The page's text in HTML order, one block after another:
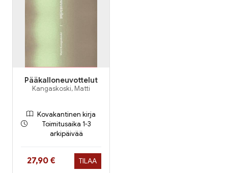
Pääkalloneuvottelut
Kangaskoski, Matti
Kovakantinen kirja
Toimitusaika 1-3
arkipäivää
Hinta nyt
27,90 € TILAA